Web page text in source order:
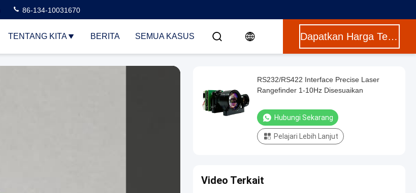
86-134-10031670
TENTANG KITA BERITA SEMUA KASUS Dapatkan Harga Terbaik
RS232/RS422 Interface Precise Laser
Rangefinder 1-10Hz Disesuaikan
Hubungi Sekarang
Pelajari Lebih Lanjut
Video Terkait